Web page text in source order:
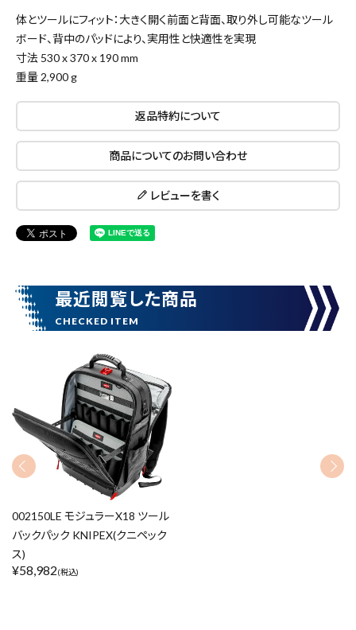
キーワードから探す
腰袋 バンスト展示品
カテゴリーから探す
円 ～
体とツールにフィット：大きく開く前面と背面、取り外し可能なツール
ボード、背中のパッドにより、実用性と快適性を実現
寸法 530 x 370 x 190 mm
重量 2,900 g
返品特約について
商品についてのお問い合わせ
レビューを書く
最近閲覧した商品
002150LE モジュラーX18 ツール
バックパック KNIPEX(クニペック
ス)
¥58,982(税込)